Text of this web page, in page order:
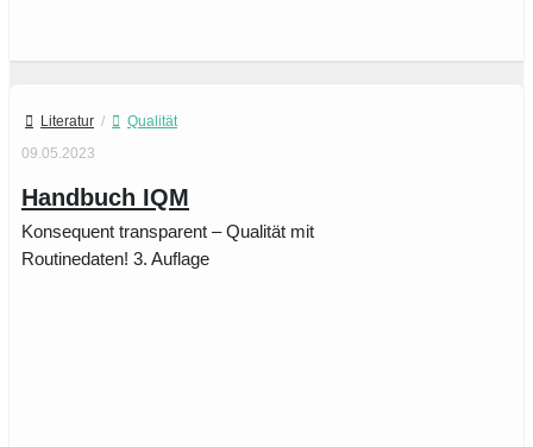
Literatur /
Qualität
09.05.2023
Handbuch IQM
Konsequent transparent – Qualität mit
Routinedaten! 3. Auflage